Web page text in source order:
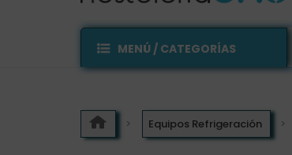
MENÚ / CATEGORÍAS
Equipos Refrigeración